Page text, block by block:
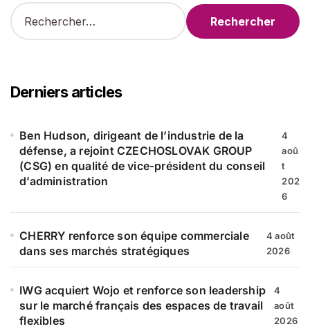
R
e
r
c
e
Derniers articles
Ben Hudson, dirigeant de l’industrie de la
défense, a rejoint CZECHOSLOVAK GROUP
(CSG) en qualité de vice-président du conseil
d’administration
4
aoû
t
202
6
CHERRY renforce son équipe commerciale
dans ses marchés stratégiques
4 août
2026
IWG acquiert Wojo et renforce son leadership
sur le marché français des espaces de travail
flexibles
4
août
2026